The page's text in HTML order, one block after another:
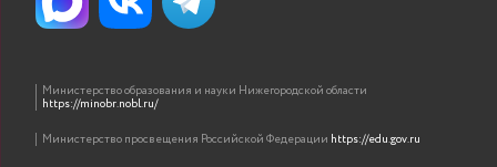
Министерство образования и науки Нижегородской области
https://minobr.nobl.ru/
Министерство просвещения Российской Федерации https://edu.gov.ru